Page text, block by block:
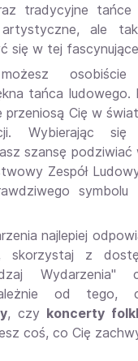
tradycyjne
ale
się w tej
osobiście
tańca ludowego.
Cię w
Wybierając się
szansę
Zespół
symbolu
najlepiej
skorzystaj z
Wydarzenia"
od tego,
, czy koncerty
coś, co Cię